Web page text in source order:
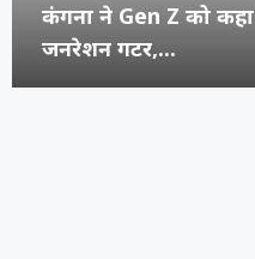
कंगना ने Gen Z को कहा
जनरेशन गटर,...